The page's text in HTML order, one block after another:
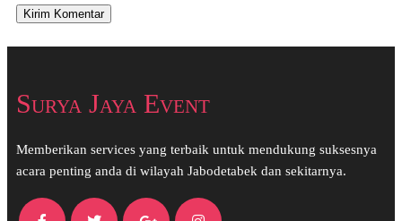
Surya Jaya Event
Memberikan services yang terbaik untuk mendukung suksesnya
acara penting anda di wilayah Jabodetabek dan sekitarnya.